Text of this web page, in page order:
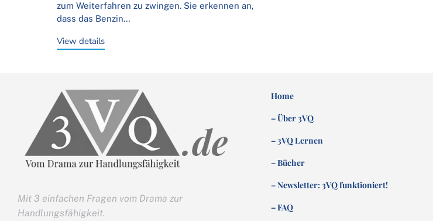
zum Weiterfahren zu zwingen. Sie erkennen an,
dass das Benzin…
View details
Mit 3 einfachen Fragen vom Drama zur
Handlungsfähigkeit.
Home
– Über 3VQ
– 3VQ Lernen
– Bücher
– Newsletter: 3VQ funktioniert!
– FAQ